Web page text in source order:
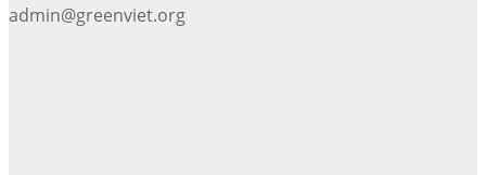
admin@greenviet.org